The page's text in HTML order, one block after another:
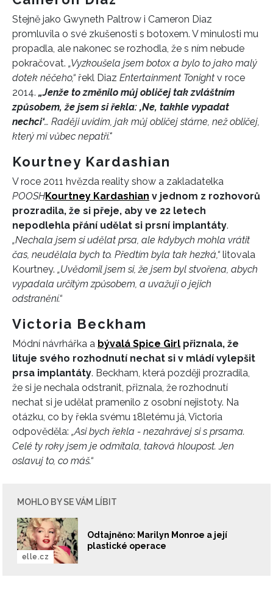
INFORMACE
Stejně jako Gwyneth Paltrow i Cameron Diaz
promluvila o své zkušenosti s botoxem. V minulosti mu
propadla, ale nakonec se rozhodla, že s ním nebude
pokračovat. „Vyzkoušela jsem botox a bylo to jako malý
dotek něčeho,“ řekl Diaz Entertainment Tonight v roce
2014. „Jenže to změnilo můj obličej tak zvláštním
způsobem, že jsem si řekla: ‚Ne, takhle vypadat
nechci‘… Raději uvidím, jak můj obličej stárne, než obličej,
který mi vůbec nepatří."
Kourtney Kardashian
V roce 2011 hvězda reality show a zakladatelka
POOSHKourtney Kardashian v jednom z rozhovorů
prozradila, že si přeje, aby ve 22 letech
nepodlehla přání udělat si prsní implantáty.
„Nechala jsem si udělat prsa, ale kdybych mohla vrátit
čas, neudělala bych to. Předtím byla tak hezká,“ litovala
Kourtney. „Uvědomil jsem si, že jsem byl stvořena, abych
vypadala určitým způsobem, a uvažuji o jejich
odstranění.“
Victoria Beckham
Módní návrhářka a bývalá Spice Girl přiznala, že
lituje svého rozhodnutí nechat si v mládí vylepšit
prsa implantáty. Beckham, která později prozradila,
že si je nechala odstranit, přiznala, že rozhodnutí
nechat si je udělat pramenilo z osobní nejistoty. Na
otázku, co by řekla svému 18letému já, Victoria
odpověděla: „Asi bych řekla - nezahrávej si s prsama.
Celé ty roky jsem je odmítala, taková hloupost. Jen
oslavuj to, co máš.“
MOHLO BY SE VÁM LÍBIT
Odtajněno: Marilyn Monroe a její
plastické operace
elle.cz